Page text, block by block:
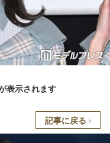
表示されます
記事に戻る